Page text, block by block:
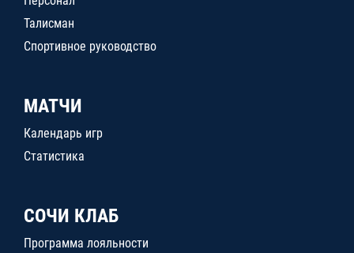
Талисман
Спортивное руководство
МАТЧИ
Календарь игр
Статистика
СОЧИ КЛАБ
Программа лояльности